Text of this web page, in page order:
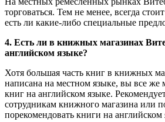
торговаться. Тем не менее, всегда
есть ли какие-либо специальные
4. Есть ли в книжных магазинах
английском языке?
Хотя большая часть книг в книжных
написана на местном языке, вы все же
книг на английском языке.
сотрудникам книжного магазина или
порекомендовать книги на английском